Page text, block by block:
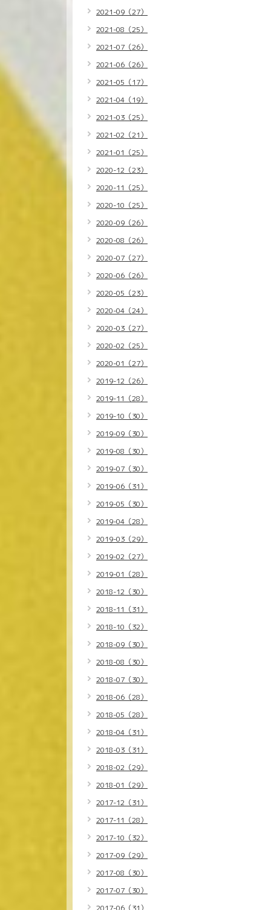
2021-09（27）
2021-08（25）
2021-07（26）
2021-06（26）
2021-05（17）
2021-04（19）
2021-03（25）
2021-02（21）
2021-01（25）
2020-12（23）
2020-11（25）
2020-10（25）
2020-09（26）
2020-08（26）
2020-07（27）
2020-06（26）
2020-05（23）
2020-04（24）
2020-03（27）
2020-02（25）
2020-01（27）
2019-12（26）
2019-11（28）
2019-10（30）
2019-09（30）
2019-08（30）
2019-07（30）
2019-06（31）
2019-05（30）
2019-04（28）
2019-03（29）
2019-02（27）
2019-01（28）
2018-12（30）
2018-11（31）
2018-10（32）
2018-09（30）
2018-08（30）
2018-07（30）
2018-06（28）
2018-05（28）
2018-04（31）
2018-03（31）
2018-02（29）
2018-01（29）
2017-12（31）
2017-11（28）
2017-10（32）
2017-09（29）
2017-08（30）
2017-07（30）
2017-06（31）